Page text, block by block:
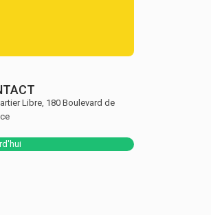
Libre, 180 Boulevard de